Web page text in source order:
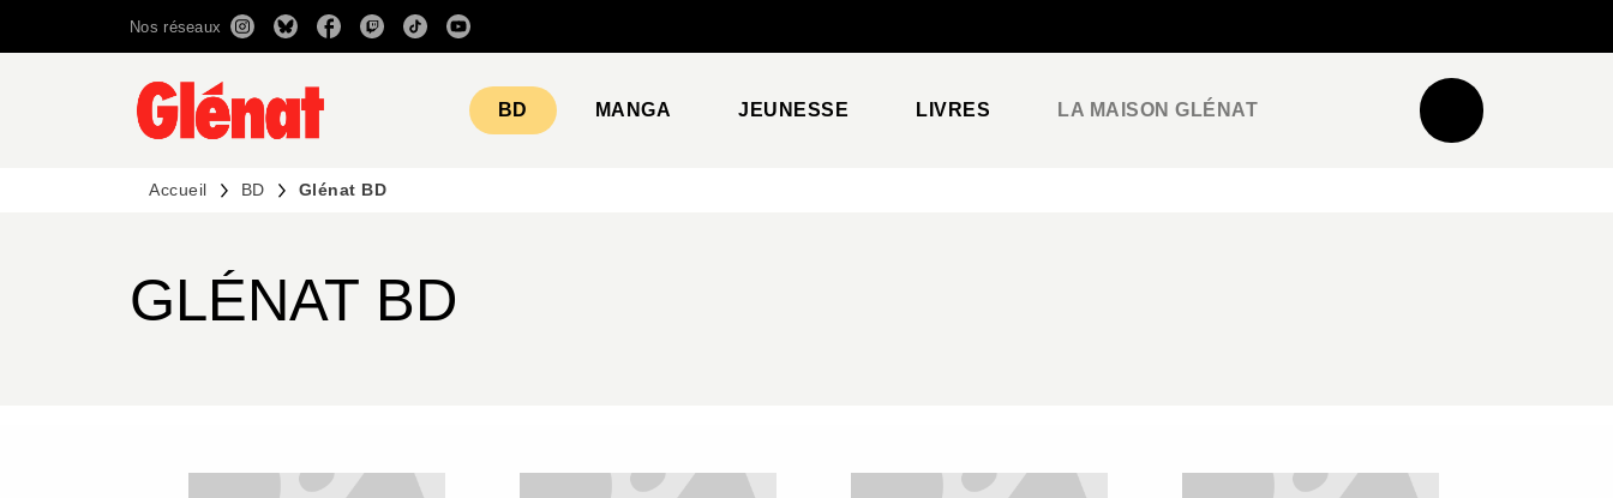
RECHERCHE CONTENU
Nos réseaux
BD MANGA JEUNESSE LIVRES LA MAISON GLÉNAT
Accueil BD Glénat BD
GLÉNAT BD